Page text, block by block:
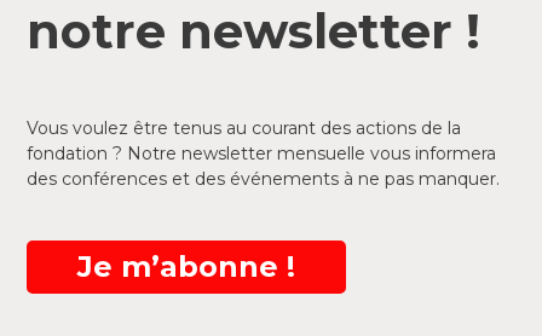
notre newsletter !
Vous voulez être tenus au courant des actions de la
fondation ? Notre newsletter mensuelle vous informera
des conférences et des événements à ne pas manquer.
Je m’abonne !